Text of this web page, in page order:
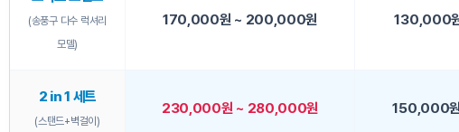
(송풍구 다수 럭셔리
모델)
170,000원 ~ 200,000원 130,000
2 in 1 세트
(스탠드+벽걸이)
230,000원 ~ 280,000원 150,000